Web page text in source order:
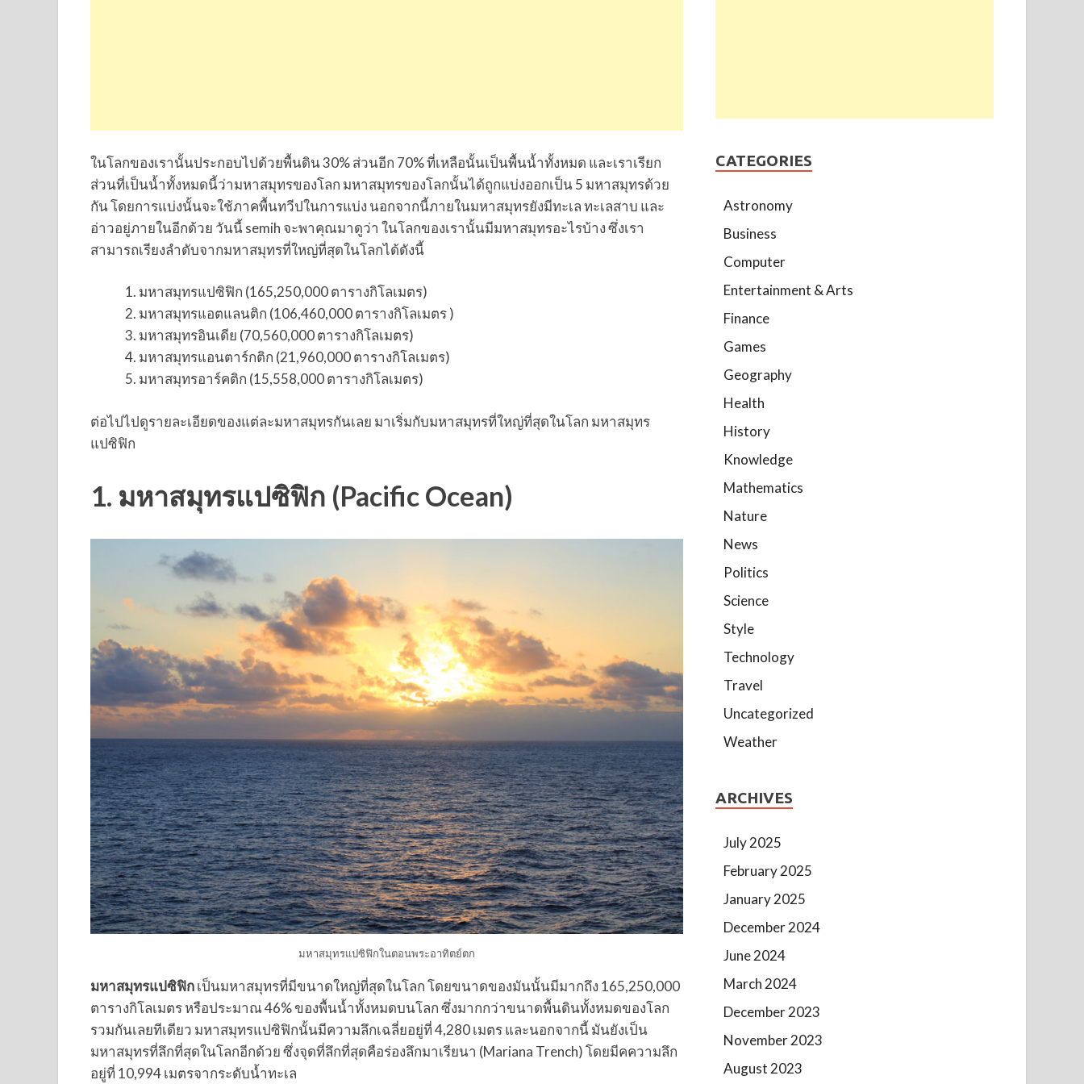
ในโลกของเรานั้นประกอบไปด้วยพื้นดิน 30% ส่วนอีก 70% ที่เหลือนั้นเป็นพื้นน้ำทั้งหมด และเราเรียก
ส่วนที่เป็นน้ำทั้งหมดนี้ว่ามหาสมุทรของโลก มหาสมุทรของโลกนั้นได้ถูกแบ่งออกเป็น 5 มหาสมุทรด้วย
กัน โดยการแบ่งนั้นจะใช้ภาคพื้นทวีปในการแบ่ง นอกจากนี้ภายในมหาสมุทรยังมีทะเล ทะเลสาบ และ
อ่าวอยู่ภายในอีกด้วย วันนี้ semih จะพาคุณมาดูว่า ในโลกของเรานั้นมีมหาสมุทรอะไรบ้าง ซึ่งเรา
สามารถเรียงลำดับจากมหาสมุทรที่ใหญ่ที่สุดในโลกได้ดังนี้
มหาสมุทรแปซิฟิก (165,250,000 ตารางกิโลเมตร)
มหาสมุทรแอตแลนติก (106,460,000 ตารางกิโลเมตร )
มหาสมุทรอินเดีย (70,560,000 ตารางกิโลเมตร)
มหาสมุทรแอนตาร์กติก (21,960,000 ตารางกิโลเมตร)
มหาสมุทรอาร์คติก (15,558,000 ตารางกิโลเมตร)
ต่อไปไปดูรายละเอียดของแต่ละมหาสมุทรกันเลย มาเริ่มกับมหาสมุทรที่ใหญ่ที่สุดในโลก มหาสมุทร
แปซิฟิก
1. มหาสมุทรแปซิฟิก (Pacific Ocean)
มหาสมุทรแปซิฟิกในตอนพระอาทิตย์ตก
มหาสมุทรแปซิฟิกเป็นมหาสมุทรที่มีขนาดใหญ่ที่สุดในโลก โดยขนาดของมันนั้นมีมากถึง 165,250,000
ตารางกิโลเมตร หรือประมาณ 46% ของพื้นน้ำทั้งหมดบนโลก ซึ่งมากกว่าขนาดพื้นดินทั้งหมดของโลก
รวมกันเลยทีเดียว มหาสมุทรแปซิฟิกนั้นมีความลึกเฉลี่ยอยู่ที่ 4,280 เมตร และนอกจากนี้ มันยังเป็น
มหาสมุทรที่ลึกที่สุดในโลกอีกด้วย ซึ่งจุดที่ลึกที่สุดคือร่องลึกมาเรียนา (Mariana Trench) โดยมีคความลึก
อยู่ที่ 10,994 เมตรจากระดับน้ำทะเล
CATEGORIES
Astronomy
Business
Computer
Entertainment & Arts
Finance
Games
Geography
Health
History
Knowledge
Mathematics
Nature
News
Politics
Science
Style
Technology
Travel
Uncategorized
Weather
ARCHIVES
July 2025
February 2025
January 2025
December 2024
June 2024
March 2024
December 2023
November 2023
August 2023